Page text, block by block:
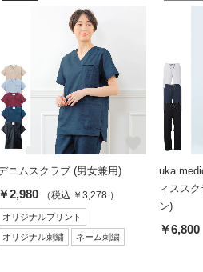
ニムスクラブ (男女兼用)
￥2,980 （税込 ￥3,278 ）
オリジナルプリント
オリジナル刺繍 ネーム刺繍
uka
ィスス
ン)
￥6,800